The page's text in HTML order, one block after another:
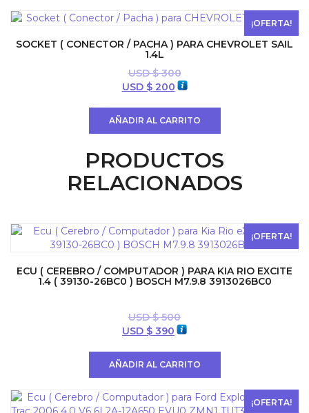
¡OFERTA!
SOCKET ( CONECTOR / PACHA ) PARA CHEVROLET SAIL
1.4L
USD $300
El
era:
$ 300.
USD $200El
es:
$ 200.
AÑADIR AL CARRITO
PRODUCTOS
RELACIONADOS
¡OFERTA!
ECU ( CEREBRO / COMPUTADOR ) PARA KIA RIO EXCITE
1.4 ( 39130-26BC0 ) BOSCH M7.9.8 3913026BC0
USD $500
El
era:
$ 500.
USD $ 390 El
es:
$ 390.
AÑADIR AL CARRITO
¡OFERTA!